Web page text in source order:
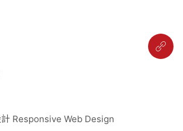
Responsive Web Design